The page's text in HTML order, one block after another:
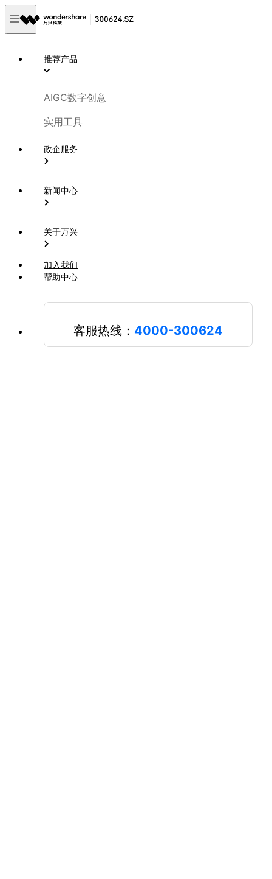
推荐产品
AIGC数字创意
实用工具
政企服务
新闻中心
关于万兴
加入我们
帮助中心
客服热线： 4000-300624